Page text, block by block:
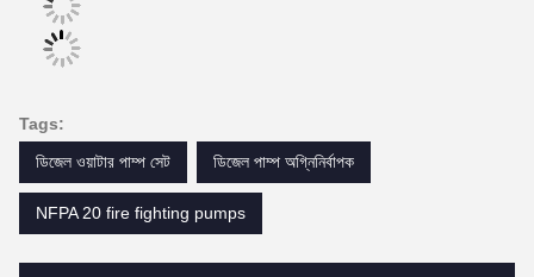
Tags:
ডিজেল ওয়াটার পাম্প সেট
ডিজেল পাম্প অগ্নিনির্বাপক
NFPA 20 fire fighting pumps